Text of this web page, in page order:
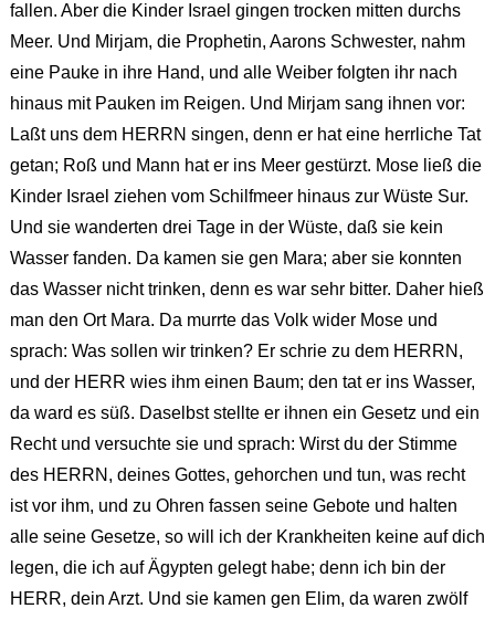
fallen. Aber die Kinder Israel gingen trocken mitten durchs
Meer. Und Mirjam, die Prophetin, Aarons Schwester, nahm
eine Pauke in ihre Hand, und alle Weiber folgten ihr nach
hinaus mit Pauken im Reigen. Und Mirjam sang ihnen vor:
Laßt uns dem HERRN singen, denn er hat eine herrliche Tat
getan; Roß und Mann hat er ins Meer gestürzt. Mose ließ die
Kinder Israel ziehen vom Schilfmeer hinaus zur Wüste Sur.
Und sie wanderten drei Tage in der Wüste, daß sie kein
Wasser fanden. Da kamen sie gen Mara; aber sie konnten
das Wasser nicht trinken, denn es war sehr bitter. Daher hieß
man den Ort Mara. Da murrte das Volk wider Mose und
sprach: Was sollen wir trinken? Er schrie zu dem HERRN,
und der HERR wies ihm einen Baum; den tat er ins Wasser,
da ward es süß. Daselbst stellte er ihnen ein Gesetz und ein
Recht und versuchte sie und sprach: Wirst du der Stimme
des HERRN, deines Gottes, gehorchen und tun, was recht
ist vor ihm, und zu Ohren fassen seine Gebote und halten
alle seine Gesetze, so will ich der Krankheiten keine auf dich
legen, die ich auf Ägypten gelegt habe; denn ich bin der
HERR, dein Arzt. Und sie kamen gen Elim, da waren zwölf